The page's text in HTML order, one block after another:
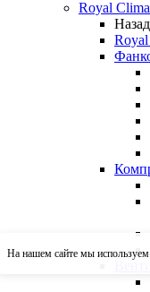
Royal Clima
Назад
На нашем сайте мы используем